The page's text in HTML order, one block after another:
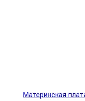
Материнская